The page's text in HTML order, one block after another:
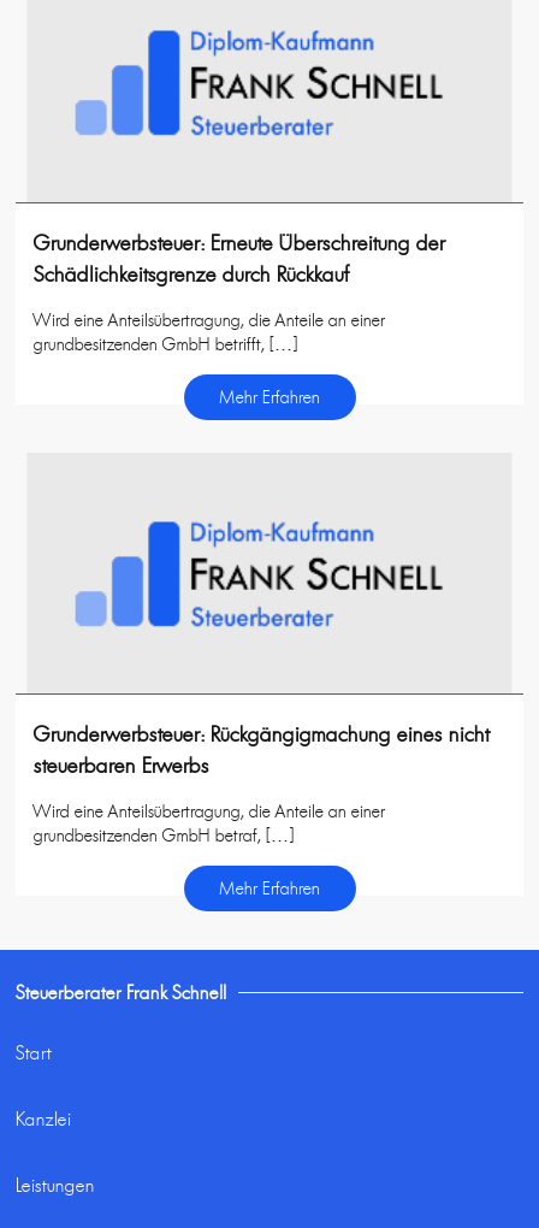
Grunderwerbsteuer: Erneute Überschreitung der
Schädlichkeitsgrenze durch Rückkauf
Wird eine Anteilsübertragung, die Anteile an einer
grundbesitzenden GmbH betrifft, […]
Mehr Erfahren
Grunderwerbsteuer: Rückgängigmachung eines nicht
steuerbaren Erwerbs
Wird eine Anteilsübertragung, die Anteile an einer
grundbesitzenden GmbH betraf, […]
Mehr Erfahren
Steuerberater Frank Schnell
Start
Kanzlei
Leistungen